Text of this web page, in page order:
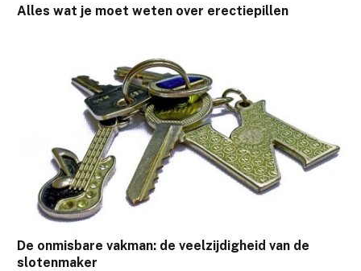
Alles wat je moet weten over erectiepillen
De onmisbare vakman: de veelzijdigheid van de
slotenmaker